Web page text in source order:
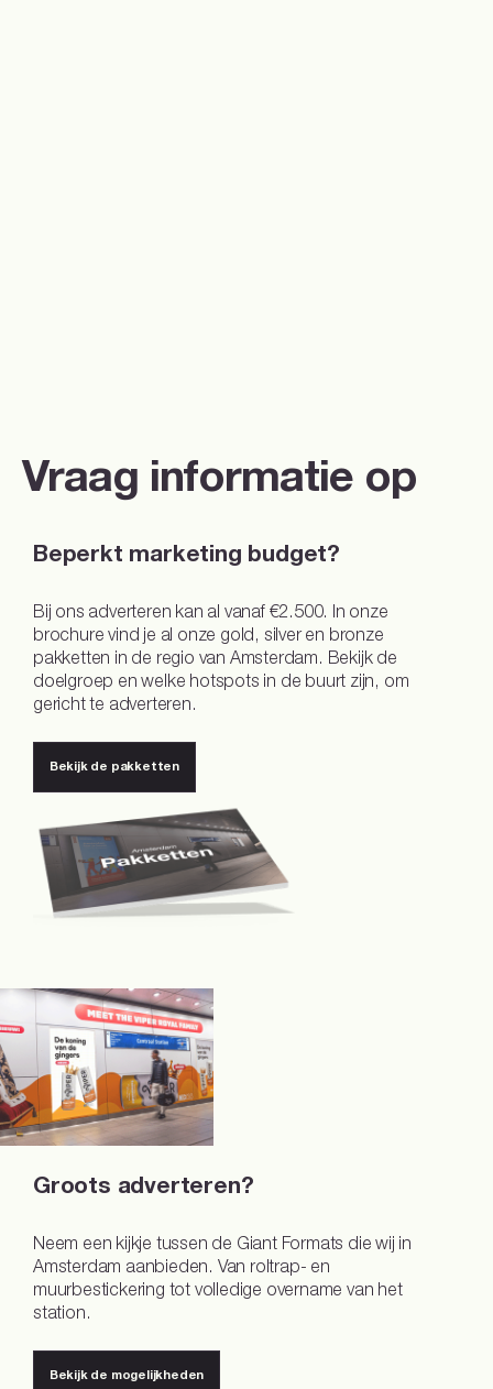
Vraag informatie op
Beperkt marketing budget?
Bij ons adverteren kan al vanaf €2.500. In onze
brochure vind je al onze gold, silver en bronze
pakketten in de regio van Amsterdam. Bekijk de
doelgroep en welke hotspots in de buurt zijn, om
gericht te adverteren.
Bekijk de pakketten
Bekijk de pakketten
Groots adverteren?
Neem een kijkje tussen de Giant Formats die wij in
Amsterdam aanbieden. Van roltrap- en
muurbestickering tot volledige overname van het
station.
Bekijk de mogelijkheden